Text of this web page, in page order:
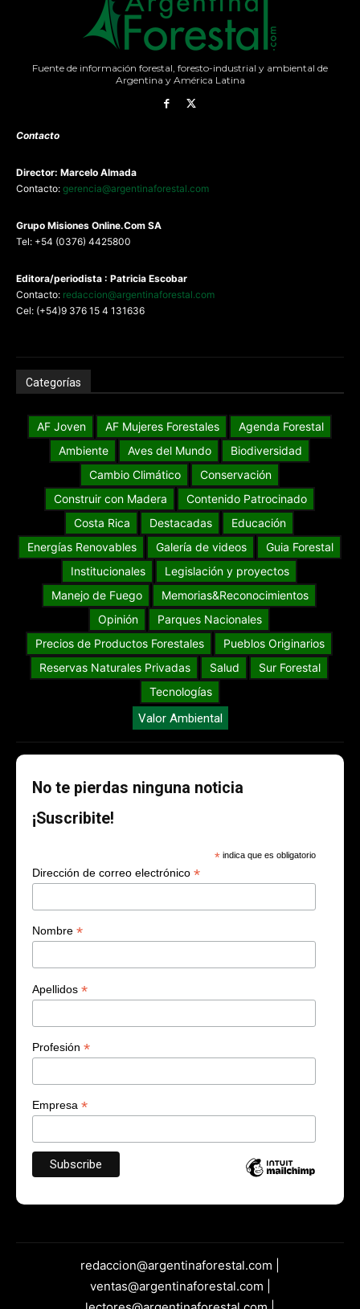
Fuente de información forestal, foresto-industrial y ambiental de
Argentina y América Latina
Contacto
Director: Marcelo Almada
Contacto: gerencia@argentinaforestal.com
Grupo Misiones Online.Com SA
Tel: +54 (0376) 4425800
Editora/periodista : Patricia Escobar
Contacto: redaccion@argentinaforestal.com
Cel: (+54)9 376 15 4 131636
Categorías
AF Joven AF Mujeres Forestales
Agenda Forestal
Ambiente
Aves del Mundo
Biodiversidad
Cambio Climático
Conservación
Construir con Madera
Contenido Patrocinado
Costa Rica
Destacadas
Educación
Energías Renovables
Galería de videos
Guia Forestal
Institucionales
Legislación y proyectos
Manejo de Fuego
Memorias&Reconocimientos
Opinión
Parques Nacionales
Precios de Productos Forestales
Pueblos Originarios
Reservas Naturales Privadas
Salud
Sur Forestal
Tecnologías
Valor Ambiental
No te pierdas ninguna noticia
¡Suscribite!
* indica que es obligatorio
Dirección de correo electrónico *
Nombre *
Apellidos *
Profesión *
Empresa *
redaccion@argentinaforestal.com |
ventas@argentinaforestal.com |